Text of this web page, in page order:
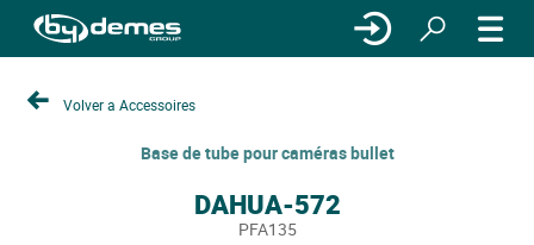
Volver a Accessoires
Base de tube pour caméras bullet
DAHUA-572
PFA135